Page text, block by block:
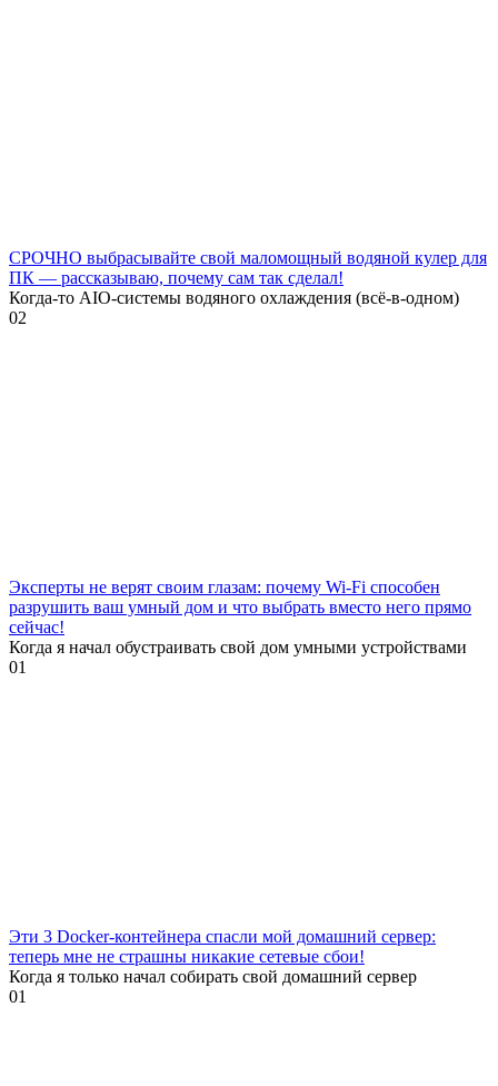
СРОЧНО выбрасывайте свой маломощный водяной кулер для
ПК — рассказываю, почему сам так сделал!
Когда-то AIO-системы водяного охлаждения (всё-в-одном)
02
Эксперты не верят своим глазам: почему Wi-Fi способен
разрушить ваш умный дом и что выбрать вместо него прямо
сейчас!
Когда я начал обустраивать свой дом умными устройствами
01
Эти 3 Docker-контейнера спасли мой домашний сервер:
теперь мне не страшны никакие сетевые сбои!
Когда я только начал собирать свой домашний сервер
01